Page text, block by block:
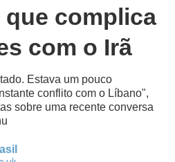
que complica
com o Irã
Estava um pouco
conflito com o Líbano",
sobre uma recente conversa